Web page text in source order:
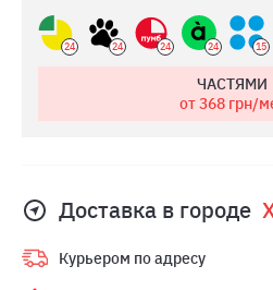
24 24 24 24 15
ЧАСТЯМИ
от 368грн/
Доставка в городе
Курьером по адресу